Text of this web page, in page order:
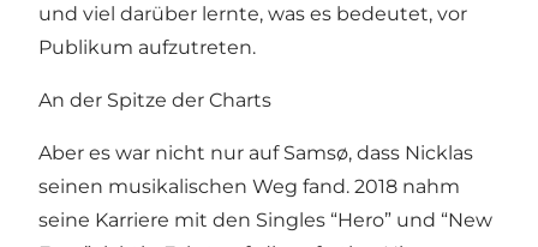
und viel darüber lernte, was es bedeutet, vor
Publikum aufzutreten.
An der Spitze der Charts
Aber es war nicht nur auf Samsø, dass Nicklas
seinen musikalischen Weg fand. 2018 nahm
seine Karriere mit den Singles “Hero” und “New